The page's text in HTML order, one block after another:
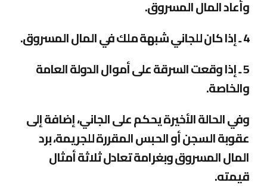
وأعاد المال المسروق.
4 ـ إذا كان للجاني شبهة ملك في المال المسروق
.
5 ـ إذا وقعت السرقة على أموال الدولة العامة
والخاصة.
وفي الحالة الأخيرة يحكم على الجاني، إضافة إلى
عقوبة السجن أو الحبس المقررة للجريمة، برد
المال المسروق وبغرامة تعادل ثلاثة أمثال
قيمته.